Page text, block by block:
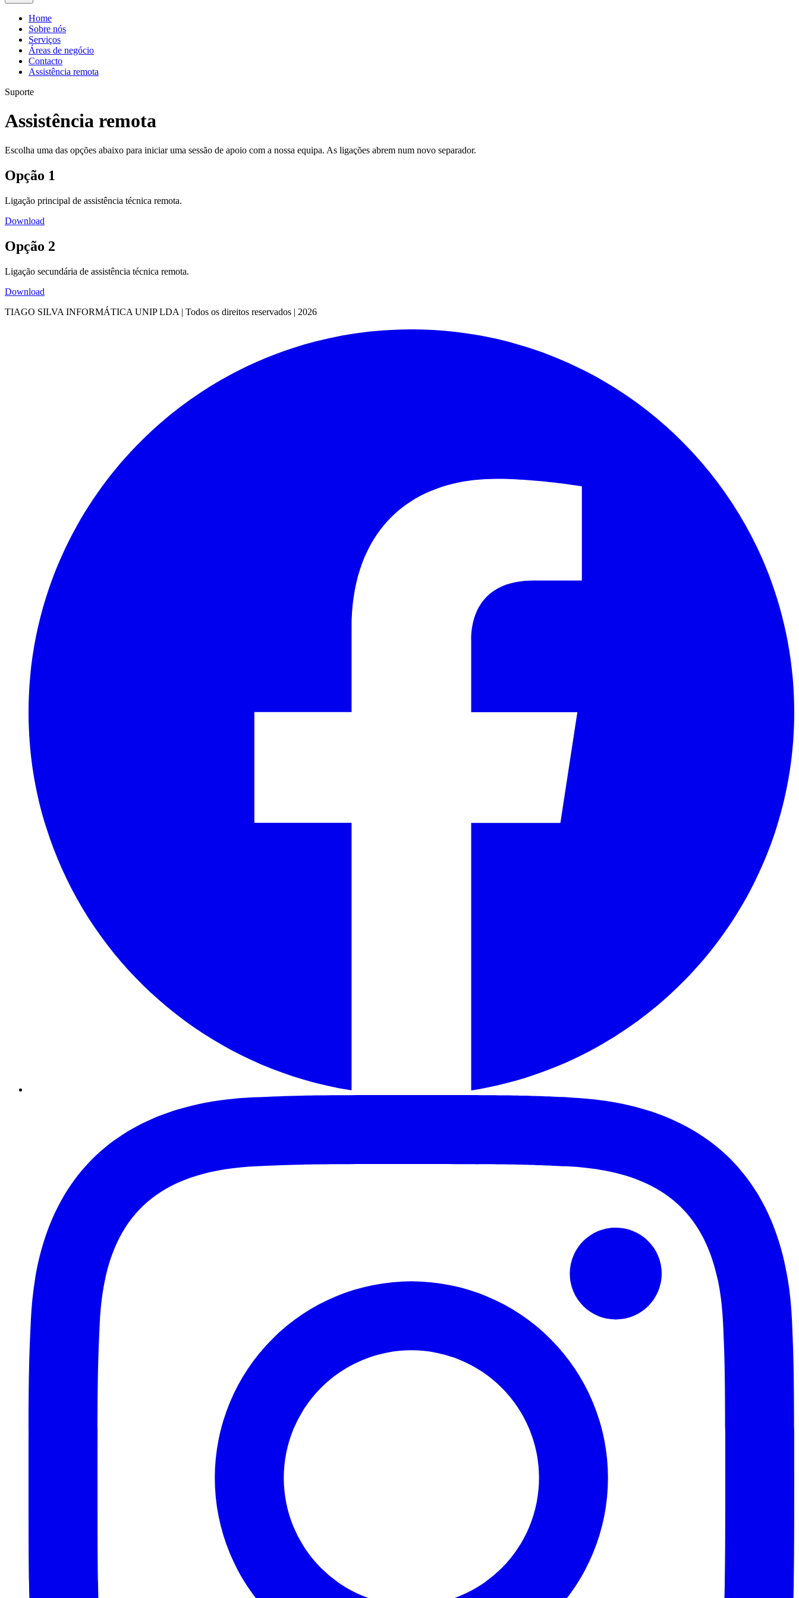
Home
Sobre nós
Serviços
Áreas de negócio
Contacto
Assistência remota
Suporte
Assistência remota
Escolha uma das opções abaixo para iniciar uma sessão de apoio com a nossa equipa. As ligações abrem num novo separador.
Opção 1
Ligação principal de assistência técnica remota.
Download
Opção 2
Ligação secundária de assistência técnica remota.
Download
TIAGO SILVA INFORMÁTICA UNIP LDA | Todos os direitos reservados | 2026